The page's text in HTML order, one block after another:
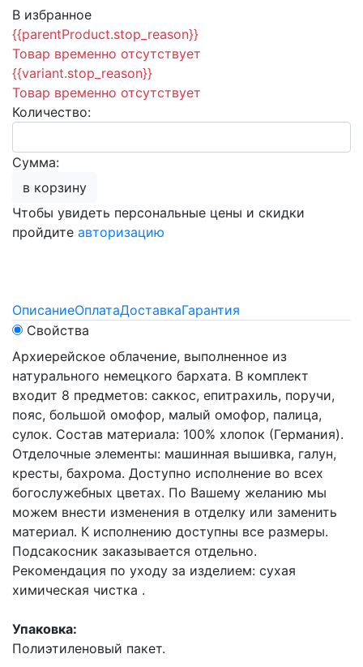
В избранное
{{parentProduct.stop_reason}}
Товар временно отсутствует
{{variant.stop_reason}}
Товар временно отсутствует
Количество:
Сумма:
в корзину
Чтобы увидеть персональные цены и скидки
пройдите авторизацию
ОписаниеОплатаДоставкаГарантия
Свойства
Архиерейское облачение, выполненное из
натурального немецкого бархата. В комплект
входит 8 предметов: саккос, епитрахиль, поручи,
пояс, большой омофор, малый омофор, палица,
сулок. Состав материала: 100% хлопок (Германия).
Отделочные элементы: машинная вышивка, галун,
кресты, бахрома. Доступно исполнение во всех
богослужебных цветах. По Вашему желанию мы
можем внести изменения в отделку или заменить
материал. К исполнению доступны все размеры.
Подсакосник заказывается отдельно.
Рекомендация по уходу за изделием: сухая
химическая чистка .
Упаковка:
Полиэтиленовый пакет.